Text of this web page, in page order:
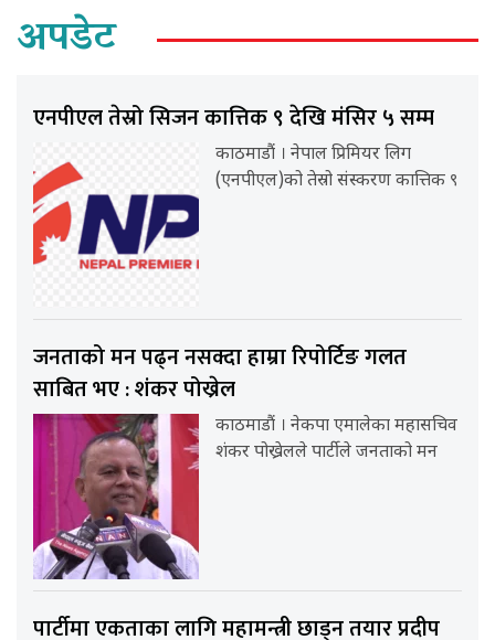
अपडेट
एनपीएल तेस्रो सिजन कात्तिक ९ देखि मंसिर ५ सम्म
काठमाडौं । नेपाल प्रिमियर लिग
(एनपीएल)को तेस्रो संस्करण कात्तिक ९
जनताको मन पढ्न नसक्दा हाम्रा रिपोर्टिङ गलत
साबित भए : शंकर पोख्रेल
काठमाडौं । नेकपा एमालेका महासचिव
शंकर पोख्रेलले पार्टीले जनताको मन
पार्टीमा एकताका लागि महामन्त्री छाड्न तयार प्रदीप